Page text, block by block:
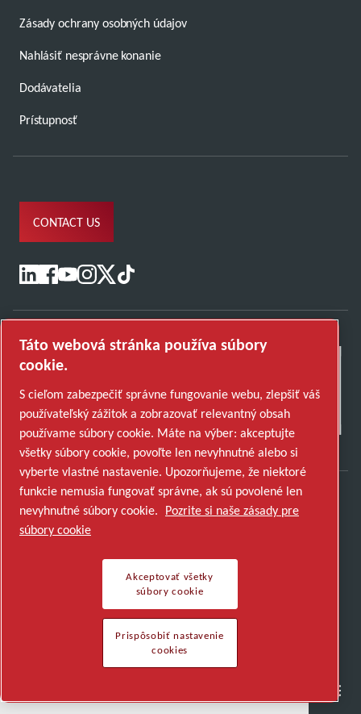
Semiconductor General Industries Talk to us Join us
Zásady ochrany osobných údajov
Nahlásiť nesprávne konanie
Dodávatelia
Prístupnosť
CONTACT US
Zistite, ako Atlas Copco Group podporuje
technológie, ktoré formujú budúcnosť.
Navštívte webovú stránku Atlas Copco Group
Súčasť Atlas Copco Group
Prispôsobiť nastavenie cookies
© 2026 Autorské práva. Všetky práva sú vyhradené.
Táto webová stránka používa súbory
cookie.
S cieľom zabezpečiť správne fungovanie webu, zlepšiť váš
používateľský zážitok a zobrazovať relevantný obsah
používame súbory cookie. Máte na výber: akceptujte
všetky súbory cookie, povoľte len nevyhnutné alebo si
vyberte vlastné nastavenie. Upozorňujeme, že niektoré
funkcie nemusia fungovať správne, ak sú povolené len
nevyhnutné súbory cookie. Pozrite si naše zásady pre
súbory cookie
Akceptovať všetky
súbory cookie
Prispôsobiť nastavenie
cookies